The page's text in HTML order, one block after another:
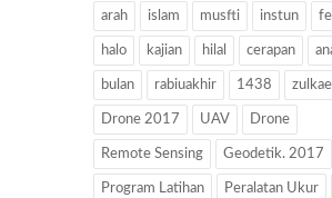
arah islam musfti instun
halo kajian hilal cerapan
bulan rabiuakhir 1438
Drone 2017 UAV Drone
Remote Sensing Geodetik. 2017
Program Latihan Peralatan Ukur